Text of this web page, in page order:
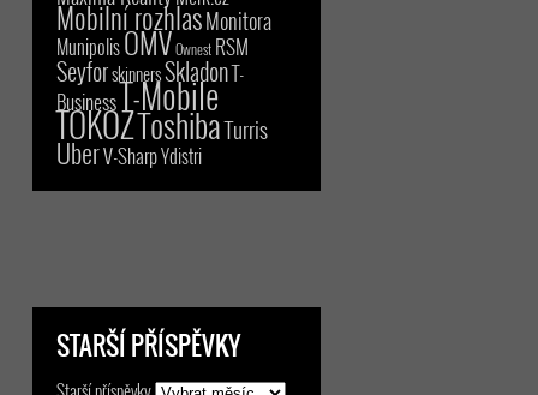
Mobilní rozhlasMonitora
MunipolisOMVOwnest RSM
SeyforskinnersSkladonT-
BusinessT-Mobile
TOKOZToshibaTurris
UberV-SharpYdistri
STARŠÍ PŘÍSPĚVKY